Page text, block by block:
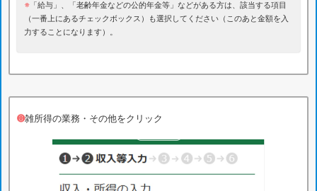
※ 「給与」、「老齢年金などの公的年金等」などがある方は、該当する項目
（一番上にあるチェックボックス）も選択してください（このあと金額を入
力することになります）。
➑雑所得の業務・その他をクリック